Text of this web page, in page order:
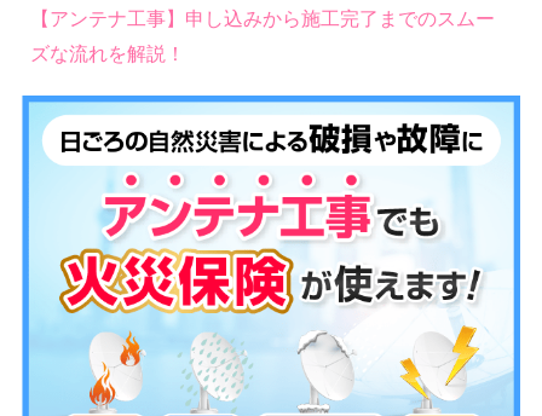
【アンテナ工事】申し込みから施工完了までのスムー
ズな流れを解説！